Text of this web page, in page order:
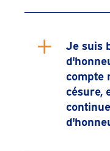
+
Je suis
compte
césure,